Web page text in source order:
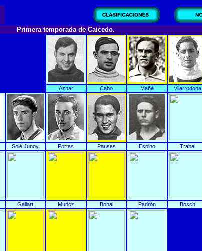
Primera temporada de Caicedo.
Aznar Cabo Mañé Vilarrodona
Solé Junoy Portas Pausas Espino Trabal
Gallart Muñoz Bonal Padrón Bosch